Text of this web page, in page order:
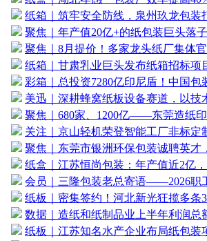
纸箱｜筑牢安全防线，泉州玖龙包装
聚焦｜年产值20亿+的纸包装巨头落
聚焦｜8月提价！多家龙头纸厂集体官
纸箱｜甘肃乳业巨头发布纸箱招标项
彩箱｜总投资7280亿印尼盾！中国包
美迅｜深耕蜂窝纸板设备赛道，以技
聚焦｜680家、1200亿——东莞造纸
关注｜京山轻机荣登智能工厂非标定
聚焦｜东莞市银洲环保包装诚聘英才
纸盒｜江苏恒尚包装：年产值近2亿
会员｜三隆包装老总寄语——2026职
纸板｜密集签约！河北新光狂揽多条
数据｜造纸和纸制品业上半年利润总
纸板｜江苏知名水产企业布局纸包装